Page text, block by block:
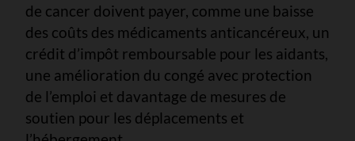
de cancer doivent payer, comme une baisse
des coûts des médicaments anticancéreux, un
crédit d’impôt remboursable pour les aidants,
une amélioration du congé avec protection
de l’emploi et davantage de mesures de
soutien pour les déplacements et